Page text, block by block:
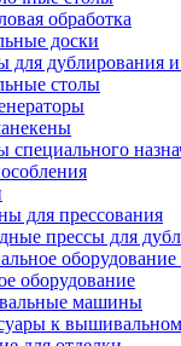
обработка
доски
для дублирования
столы
специального
для прессования
прессы для
оборудование
машины
к